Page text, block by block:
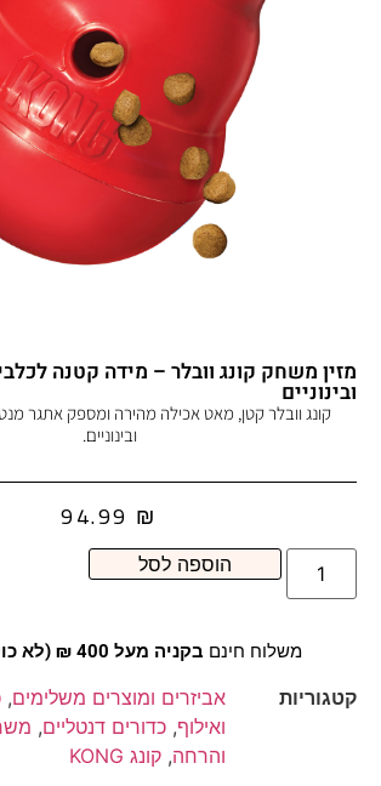
מזין משחק קונג וובלר – מידה קטנה
ובינוניים
קונג וובלר קטן, מאט אכילה מהירה ומספק אתגר
ובינוניים.
94.99 ₪
הוספה לסל
משלוח חינם בקניה מעל 400 ₪ (לא כולל ריהוט )
קטגוריות אביזרים ומוצרים משלימים,
ואילוף, כדורים דנטליים,
והרחה, קונג KONG